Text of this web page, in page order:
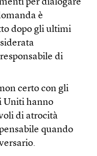
per dialogare
è
dopo gli ultimi
di
certo con gli
Uniti hanno
di atrocità
quando